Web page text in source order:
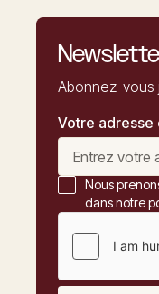
Abonnez-vous
Votre adresse
Nous
dans notre